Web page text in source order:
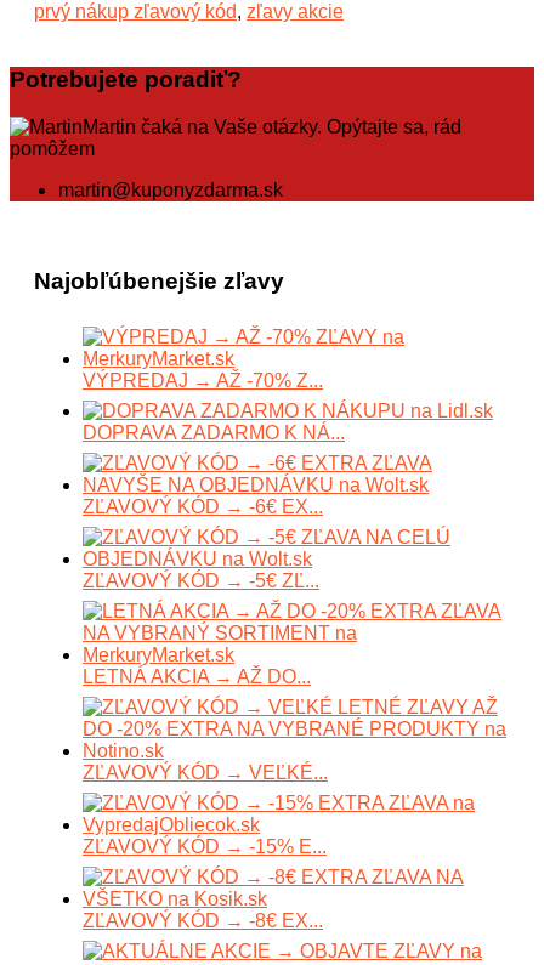
prvý nákup zľavový kód, zľavy akcie
Potrebujete poradiť?
Martin čaká na Vaše otázky. Opýtajte sa, rád
pomôžem
martin@kuponyzdarma.sk
Najobľúbenejšie zľavy
VÝPREDAJ → AŽ -70% Z...
DOPRAVA ZADARMO K NÁ...
ZĽAVOVÝ KÓD → -6€ EX...
ZĽAVOVÝ KÓD → -5€ ZĽ...
LETNÁ AKCIA → AŽ DO...
ZĽAVOVÝ KÓD → VEĽKÉ...
ZĽAVOVÝ KÓD → -15% E...
ZĽAVOVÝ KÓD → -8€ EX...